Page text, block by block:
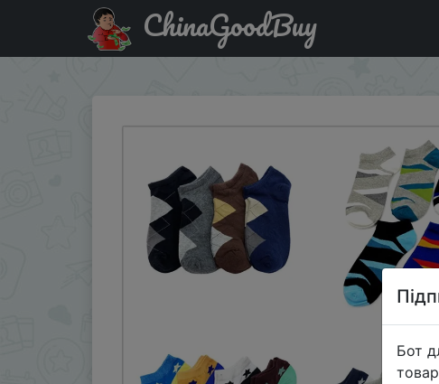
Придбати по акціи 1 комплект (4/5 пар) мужские носки
ChinaGoodBuy
Бот